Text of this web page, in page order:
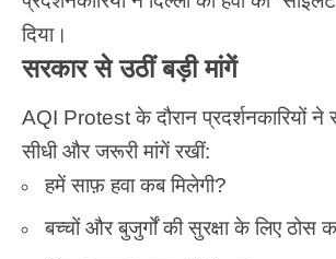
दिया।
सरकार से उठीं बड़ी मांगें
AQI Protest के दौरान प्रदर्शनकारियों
सीधी और जरूरी मांगें रखीं:
हमें साफ़ हवा कब मिलेगी?
बच्चों और बुजुर्गों की सुरक्षा के लिए